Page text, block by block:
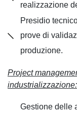
realizzazione
Presidio
prove di
produzione.
Project
industrializzazione:
Gestione delle